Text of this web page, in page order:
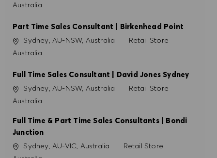
Australia
Part Time Sales Consultant | Birkenhead Point
Ubicación
Sydney, AU-NSW, Australia Categoría
Retail Store
Australia
Full Time Sales Consultant | David Jones Sydney
Ubicación
Sydney, AU-NSW, Australia Categoría
Retail Store
Australia
Full Time & Part Time Sales Consultants | Bondi
Junction
Ubicación
Sydney, AU-VIC, Australia Categoría
Retail Store